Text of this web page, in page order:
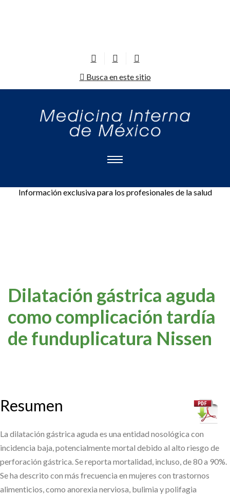
Busca en este sitio
Información exclusiva para los profesionales de la salud
Dilatación gástrica aguda
como complicación tardía
de funduplicatura Nissen
Resumen
La dilatación gástrica aguda es una entidad nosológica con
incidencia baja, potencialmente mortal debido al alto riesgo de
perforación gástrica. Se reporta mortalidad, incluso, de 80 a 90%.
Se ha descrito con más frecuencia en mujeres con trastornos
alimenticios, como anorexia nerviosa, bulimia y polifagia